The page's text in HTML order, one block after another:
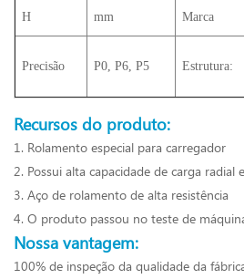
H mm Marca
Precisão P0, P6, P5 Estrutura:
Recursos do produto:
1. Rolamento especial para carregador
2. Possui alta capacidade de carga radial
3. Aço de rolamento de alta resistência
4. O produto passou no teste de
Nossa vantagem:
100% de inspeção da qualidade da